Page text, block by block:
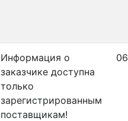
Информация о
заказчике доступна
только
зарегистрированным
поставщикам!